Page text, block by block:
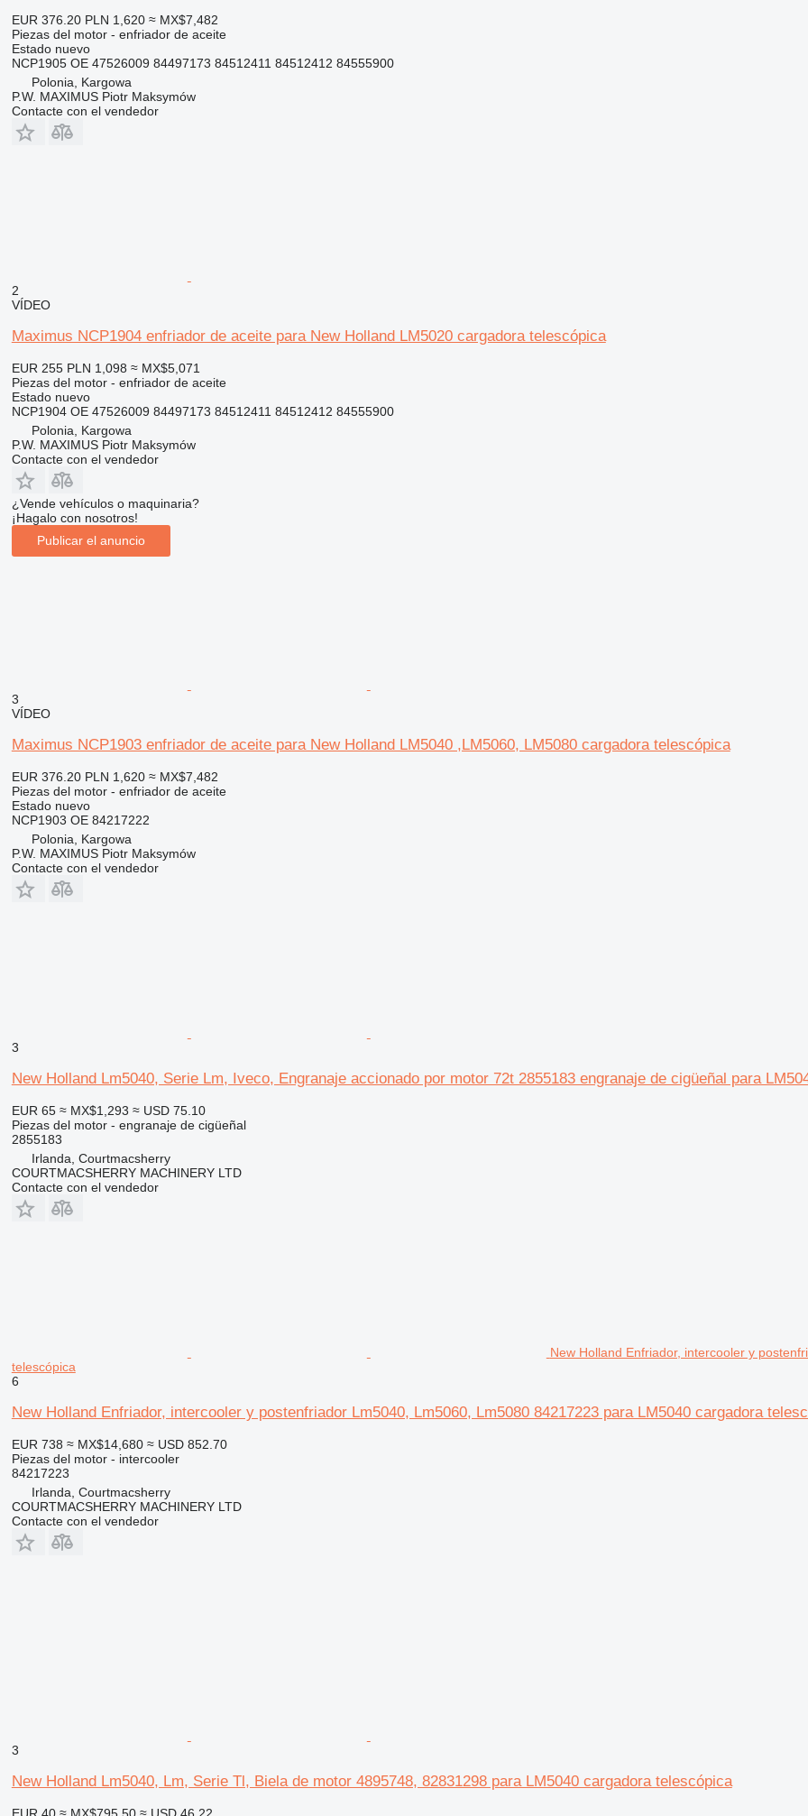
EUR 376.20 PLN 1,620 ≈ MX$7,482
Piezas del motor - enfriador de aceite
Estadonuevo
NCP1905 OE 47526009 84497173 84512411 84512412 84555900
Polonia, Kargowa
P.W. MAXIMUS Piotr Maksymów
Contacte con el vendedor
2
VÍDEO
Maximus NCP1904 enfriador de aceite para New Holland LM5020 cargadora telescópica
EUR 255 PLN 1,098 ≈ MX$5,071
Piezas del motor - enfriador de aceite
Estadonuevo
NCP1904 OE 47526009 84497173 84512411 84512412 84555900
Polonia, Kargowa
P.W. MAXIMUS Piotr Maksymów
Contacte con el vendedor
¿Vende vehículos o maquinaria?
¡Hagalo con nosotros!
Publicar el anuncio
3
VÍDEO
Maximus NCP1903 enfriador de aceite para New Holland LM5040 ,LM5060, LM5080 cargadora telescópica
EUR 376.20 PLN 1,620 ≈ MX$7,482
Piezas del motor - enfriador de aceite
Estadonuevo
NCP1903 OE 84217222
Polonia, Kargowa
P.W. MAXIMUS Piotr Maksymów
Contacte con el vendedor
3
New Holland Lm5040, Serie Lm, Iveco, Engranaje accionado por motor 72t 2855183 engranaje de cigüeñal para
EUR 65 ≈ MX$1,293 ≈ USD 75.10
Piezas del motor - engranaje de cigüeñal
2855183
Irlanda, Courtmacsherry
COURTMACSHERRY MACHINERY LTD
Contacte con el vendedor
New Holland Enfriador, intercooler y
telescópica
6
New Holland Enfriador, intercooler y postenfriador Lm5040, Lm5060, Lm5080 84217223 para LM5040 cargadora
EUR 738 ≈ MX$14,680 ≈ USD 852.70
Piezas del motor - intercooler
84217223
Irlanda, Courtmacsherry
COURTMACSHERRY MACHINERY LTD
Contacte con el vendedor
3
New Holland Lm5040, Lm, Serie Tl, Biela de motor 4895748, 82831298 para LM5040 cargadora telescópica
EUR 40 ≈ MX$795.50 ≈ USD 46.22